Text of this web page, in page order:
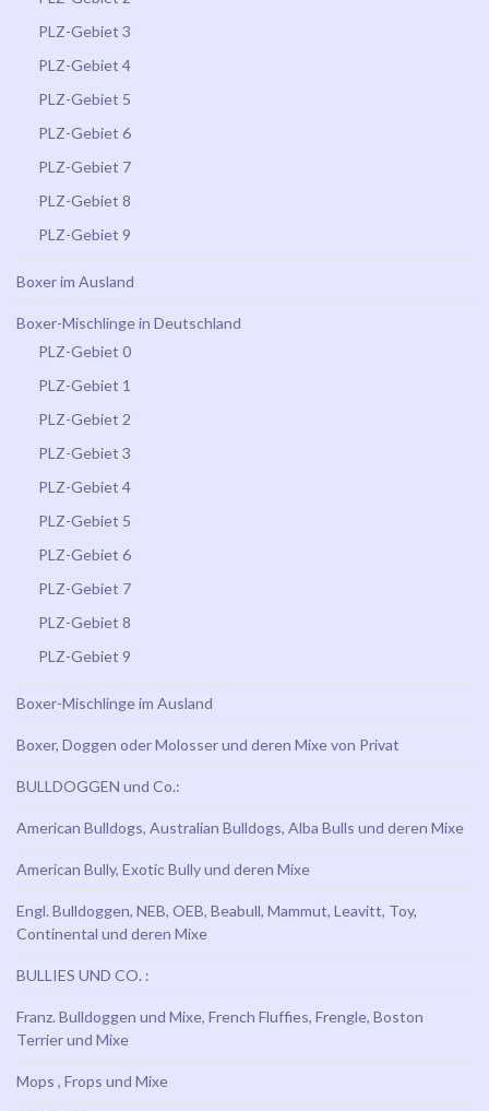
PLZ-Gebiet 3
PLZ-Gebiet 4
PLZ-Gebiet 5
PLZ-Gebiet 6
PLZ-Gebiet 7
PLZ-Gebiet 8
PLZ-Gebiet 9
Boxer im Ausland
Boxer-Mischlinge in Deutschland
PLZ-Gebiet 0
PLZ-Gebiet 1
PLZ-Gebiet 2
PLZ-Gebiet 3
PLZ-Gebiet 4
PLZ-Gebiet 5
PLZ-Gebiet 6
PLZ-Gebiet 7
PLZ-Gebiet 8
PLZ-Gebiet 9
Boxer-Mischlinge im Ausland
Boxer, Doggen oder Molosser und deren Mixe von Privat
BULLDOGGEN und Co.:
American Bulldogs, Australian Bulldogs, Alba Bulls und deren Mixe
American Bully, Exotic Bully und deren Mixe
Engl. Bulldoggen, NEB, OEB, Beabull, Mammut, Leavitt, Toy,
Continental und deren Mixe
BULLIES UND CO. :
Franz. Bulldoggen und Mixe, French Fluffies, Frengle, Boston
Terrier und Mixe
Mops , Frops und Mixe